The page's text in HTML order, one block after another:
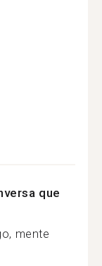
que
mente